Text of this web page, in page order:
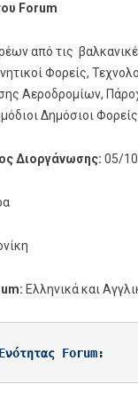
Forum
από τις
Φορείς,
Αεροδρομίων,
Δημόσιοι
Διοργάνωσης: 05/
Ελληνικά και
Forum: